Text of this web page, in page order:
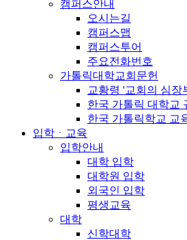
캠퍼스안내
오시는길
캠퍼스맵
캠퍼스투어
주요전화번호
가톨릭대학교회문헌
교황령 '교회의 심장
한국 가톨릭 대학교
한국 가톨릭학교 교
입학ㆍ교육
입학안내
대학 입학
대학원 입학
외국인 입학
평생교육
대학
신학대학